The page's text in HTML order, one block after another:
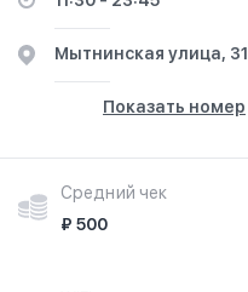
Мытнинская улица, 31
Показать номер
Средний чек
₽ 500